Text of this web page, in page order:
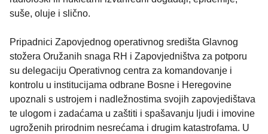
suše, oluje i slično.
Pripadnici Zapovjednog operativnog središta Glavnog
stožera Oružanih snaga RH i Zapovjedništva za potporu
su delegaciju Operativnog centra za komandovanje i
kontrolu u institucijama odbrane Bosne i Heregovine
upoznali s ustrojem i nadležnostima svojih zapovjedištava
te ulogom i zadaćama u zaštiti i spašavanju ljudi i imovine
ugroženih prirodnim nesrećama i drugim katastrofama. U